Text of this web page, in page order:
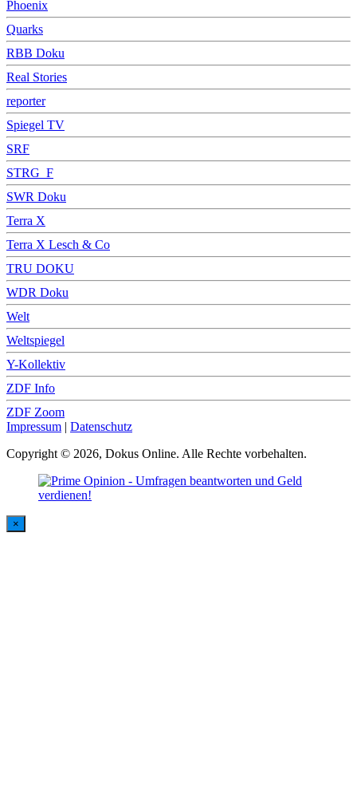
Phoenix
Quarks
RBB Doku
Real Stories
reporter
Spiegel TV
SRF
STRG_F
SWR Doku
Terra X
Terra X Lesch & Co
TRU DOKU
WDR Doku
Welt
Weltspiegel
Y-Kollektiv
ZDF Info
ZDF Zoom
Impressum | Datenschutz
Copyright © 2026, Dokus Online. Alle Rechte vorbehalten.
×